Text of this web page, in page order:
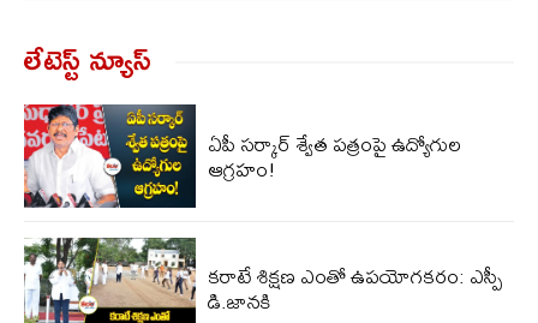
లేటెస్ట్ న్యూస్‌
ఏపీ స‌ర్కార్ శ్వేత ప‌త్రంపై ఉద్యోగుల
ఆగ్ర‌హం!
కరాటే శిక్షణ ఎంతో ఉపయోగకరం: ఎస్పీ
డి.జానకి